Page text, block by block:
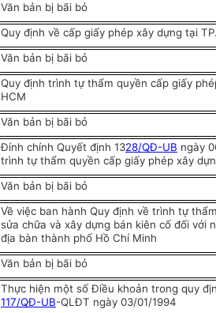
Văn bản bị bãi bỏ
Quy định về cấp giấy phép xây dựng tại
Văn bản bị bãi bỏ
Quy định trình tự thẩm quyền cấp giấy
HCM
Văn bản bị bãi bỏ
Đính chính Quyết định 1328/QĐ-UB ngày
trình tự thẩm quyền cấp giấy phép xây
Văn bản bị bãi bỏ
Về việc ban hành Quy định về trình tự
sửa chữa và xây dựng bán kiên cố đối với
địa bàn thành phố Hồ Chí Minh
Văn bản bị bãi bỏ
Thực hiện một số Điều khoản trong quy
117/QĐ-UB-QLĐT ngày 03/01/1994